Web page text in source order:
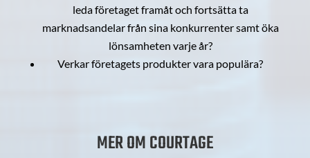
leda företaget framåt och fortsätta ta
marknadsandelar från sina konkurrenter samt öka
lönsamheten varje år?
Verkar företagets produkter vara populära?
MER OM COURTAGE